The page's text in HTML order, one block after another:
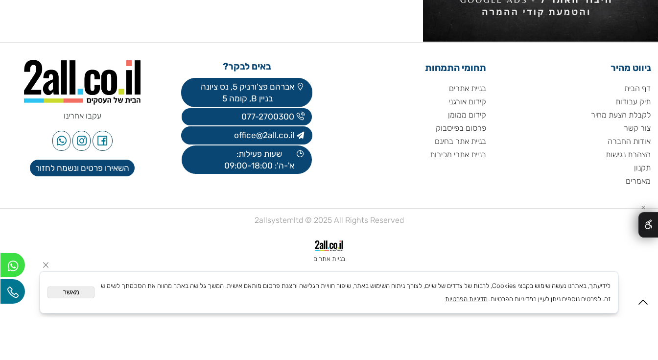
מהיר
הצעת מחיר
החברה
נגישות
תחומי התמחות
בניית אתרים
קידום אורגני
קידום ממומן
פרסום בפייסבוק
באים לבקר?
אברהם פצ'ורניק 5, נס ציונה
בניין B, קומה 5
077-2700300
office@2all.co.il
עקבו אחרינו
2allsystemltd © 2025 All Rights Reserved
בניית אתרים